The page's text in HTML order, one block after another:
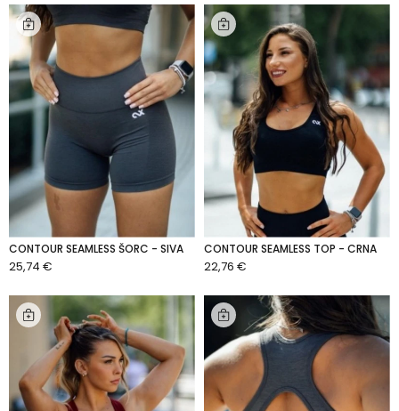
CONTOUR SEAMLESS ŠORC - SIVA
25,74 €
CONTOUR SEAMLESS TOP - CRNA
22,76 €